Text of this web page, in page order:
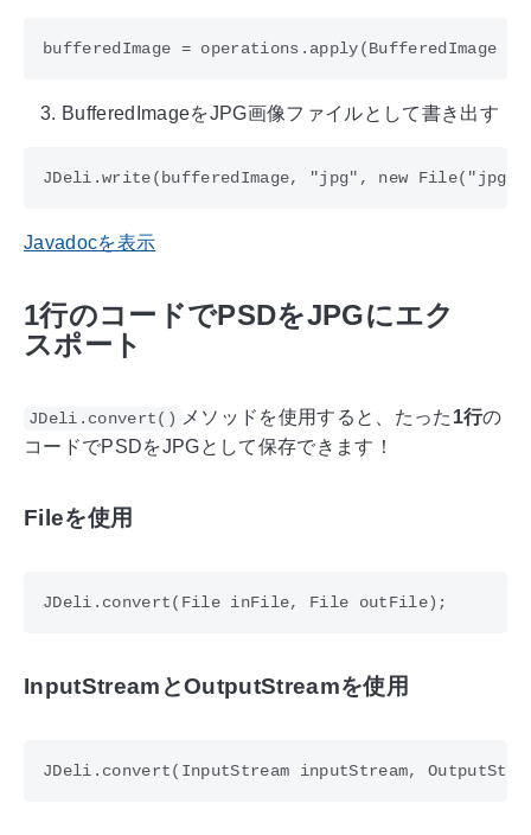
BufferedImageをJPG画像ファイルとして書き出す
Javadocを表示
1行のコードでPSDをJPGにエク
スポート
JDeli.convert() メソッドを使用すると、たった 1行の
コードでPSDをJPGとして保存できます！
Fileを使用
InputStreamとOutputStreamを使用